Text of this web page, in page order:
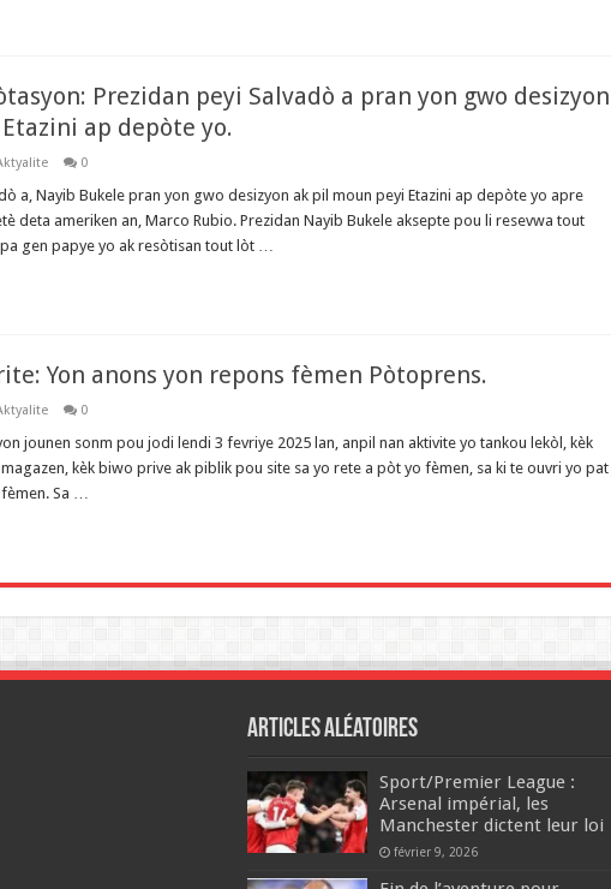
Prezidan peyi Salvadò a pran yon gwo desizyon
ap depòte yo.
0
a, Nayib Bukele pran yon gwo desizyon ak pil moun peyi Etazini ap depòte yo apre
deta ameriken an, Marco Rubio. Prezidan Nayib Bukele aksepte pou li resevwa tout
gen papye yo ak resòtisan tout lòt …
Yon anons yon repons fèmen Pòtoprens.
0
jounen sonm pou jodi lendi 3 fevriye 2025 lan, anpil nan aktivite yo tankou lekòl, kèk
kèk biwo prive ak piblik pou site sa yo rete a pòt yo fèmen, sa ki te ouvri yo pat
Sa …
Articles aléatoires
‎Sport/Premier League :
Arsenal impérial, les
Manchester dictent leur loi
février 9, 2026